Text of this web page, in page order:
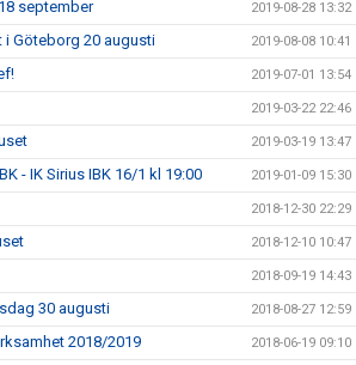
september 2019-08-28 13:32
Göteborg 20 augusti 2019-08-08 10:41
2019-07-01 13:54
2019-03-22 22:46
2019-03-19 13:47
- IK Sirius IBK 16/1 kl 19:00 2019-01-09 15:30
2018-12-30 22:29
2018-12-10 10:47
2018-09-19 14:43
30 augusti 2018-08-27 12:59
2018/2019 2018-06-19 09:10